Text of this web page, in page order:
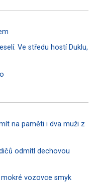
Ve středu hostí Duklu,
na paměti i dva muži z
odmítl dechovou
mokré vozovce smyk